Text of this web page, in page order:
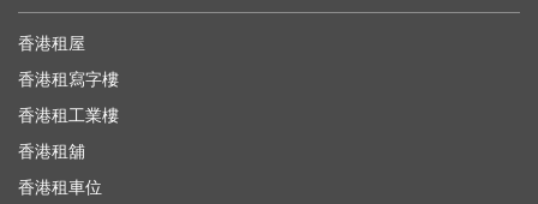
香港租屋
香港租寫字樓
香港租工業樓
香港租舖
香港租車位